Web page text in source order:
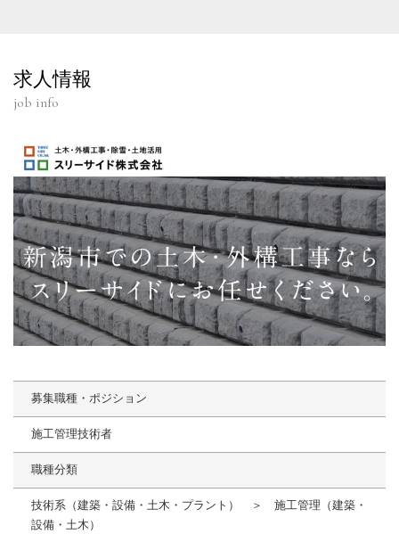
求人情報
job info
募集職種・ポジション
施工管理技術者
職種分類
技術系（建築・設備・土木・プラント） ＞ 施工管理（建築・
設備・土木）